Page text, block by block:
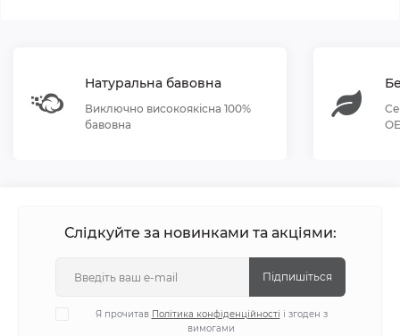
Натуральна бавовна
Виключно високоякісна 100%
бавовна
Слідкуйте за новинками та акціями:
Підпишіться
Я прочитав Політика конфіденційності і згоден з
вимогами